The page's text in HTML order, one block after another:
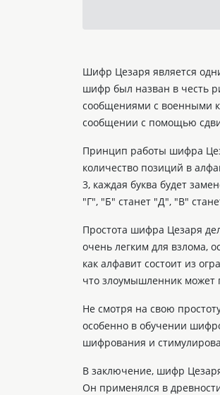
Шифр Цезаря является
шифр был назван в честь
сообщениями с военными
сообщении с помощью
Принцип работы шифра
количество позиций в
3, каждая буква будет
"Г", "Б" станет "Д", "В"
Простота шифра Цезаря
очень легким для взлома,
как алфавит состоит из
что злоумышленник может
Не смотря на свою
особенно в обучении
шифрования и
В заключение, шифр
Он применялся в